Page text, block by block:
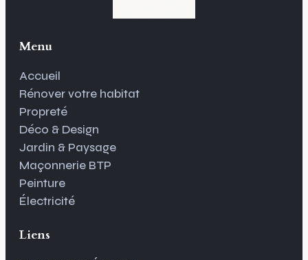
Menu
Accueil
Rénover votre habitat
Propreté
Déco & Design
Jardin & Paysage
Maçonnerie BTP
Peinture
Électricité
Liens